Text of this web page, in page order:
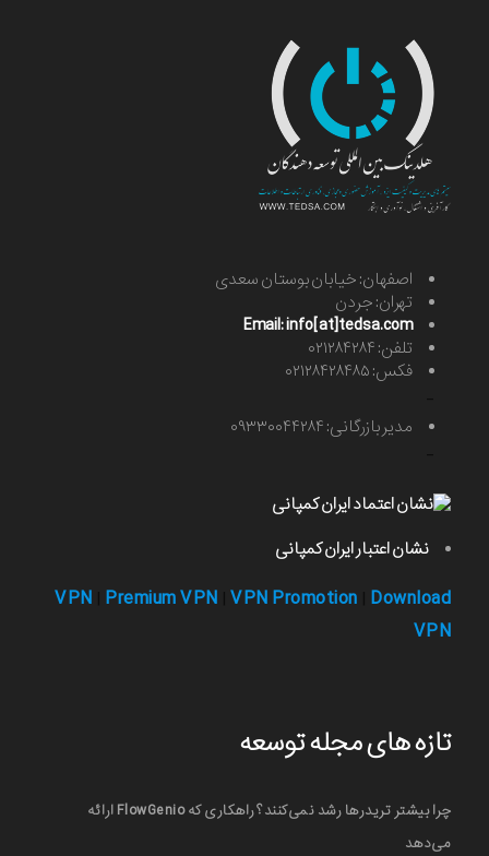
اصفهان: خیابان بوستان سعدی
تهران: جردن
Email: info[at]tedsa.com
تلفن: ۰۲۱۲۸۴۲۸۴
فکس: ۰۲۱۲۸۴۲۸۴۸۵
مدیر بازرگانی: ۰۹۳۳۰۰۴۴۲۸۴
نشان اعتبار ایران کمپانی
VPN Premium VPN VPN Promotion Download
VPN
تازه های مجله توسعه
چرا بیشتر تریدرها رشد نمی‌کنند؟ راهکاری که FlowGenio ارائه
می‌دهد